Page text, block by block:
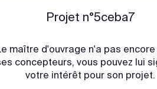
Projet n°5ceba7
maître d'ouvrage n'a pas
concepteurs, vous pouvez lui
votre intérêt pour son projet.